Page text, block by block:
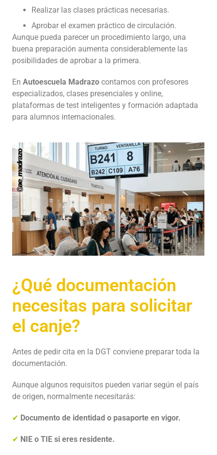
Realizar las clases prácticas necesarias.
Aprobar el examen práctico de circulación.
Aunque pueda parecer un procedimiento largo, una
buena preparación aumenta considerablemente las
posibilidades de aprobar a la primera.
En Autoescuela Madrazo contamos con profesores
especializados, clases presenciales y online,
plataformas de test inteligentes y formación adaptada
para alumnos internacionales.
¿Qué documentación
necesitas para solicitar
el canje?
Antes de pedir cita en la DGT conviene preparar toda la
documentación.
Aunque algunos requisitos pueden variar según el país
de origen, normalmente necesitarás:
✔ Documento de identidad o pasaporte en vigor.
✔ NIE o TIE si eres residente.